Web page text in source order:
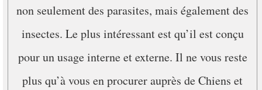
non seulement des parasites, mais également des
insectes. Le plus intéressant est qu’il est conçu
pour un usage interne et externe. Il ne vous reste
plus qu’à vous en procurer auprès de Chiens et